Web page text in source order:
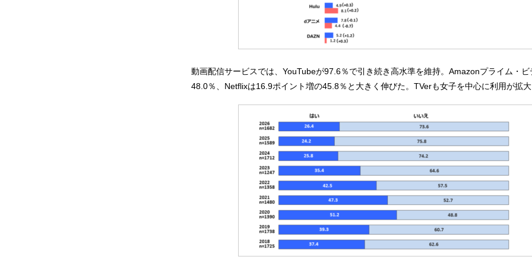
動画配信サービスでは、YouTubeが97.6％で引き続き高水準を維持。Amazonプライム・ビ
48.0％、Netflixは16.9ポイント増の45.8％と大きく伸びた。TVerも女子を中心に利用が拡大